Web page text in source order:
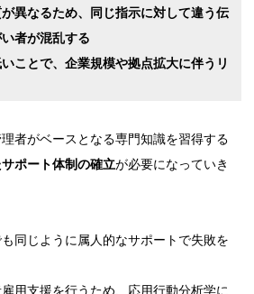
異なるため、同じ指示に対して違う伝
者が混乱する
ことで、企業規模や拠点拡大に伴うリ
者がベースとなる専門知識を習得する
ポート体制の確立が必要になっていき
同じように属人的なサポートで失敗を
用支援を行うため、応用行動分析学に